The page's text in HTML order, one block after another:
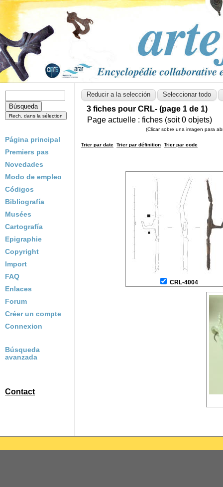
Página principal
Premiers pas
Novedades
Modo de empleo
Códigos
Bibliografía
Musées
Cartografía
Epigraphie
Copyright
Import
FAQ
Enlaces
Forum
Créer un compte
Connexion
Búsqueda
avanzada
Contact
3 fiches pour CRL- (page 1 de 1)
Page actuelle : fiches (soit0 objets)
(Clicar sobre una imagen para
Trier par date Trier par définition Trier par code
CRL-4004